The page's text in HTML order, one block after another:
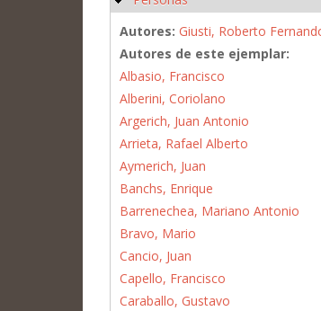
Autores: Giusti, Roberto
Autores de este ejemplar:
Albasio, Francisco
Alberini, Coriolano
Argerich, Juan Antonio
Arrieta, Rafael Alberto
Aymerich, Juan
Banchs, Enrique
Barrenechea, Mariano Antonio
Bravo, Mario
Cancio, Juan
Capello, Francisco
Caraballo, Gustavo